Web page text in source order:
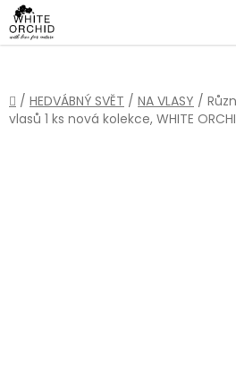
Přejít
na
obsah
Domů
/ HEDVÁBNÝ SVĚT / NA VLASY /
vlasů 1 ks nová kolekce, WHITE